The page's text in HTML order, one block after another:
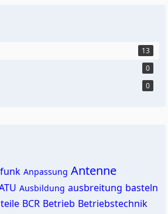
13
0
0
Anpassung Antenne
Ausbildung ausbreitung basteln
BCR Betrieb Betriebstechnik